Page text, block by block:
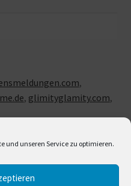
und unseren Service zu optimieren.
,
, glimityglamity.com,